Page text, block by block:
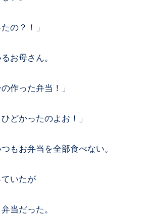
の？！」
お母さん。
作った弁当！」
どかったのよお！」
もお弁当を全部食べない。
いたが
当だった。